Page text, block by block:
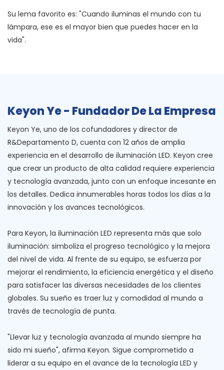
Su lema favorito es: "Cuando iluminas el mundo con tu
lámpara, ese es el mayor bien que puedes hacer en la
vida".
Keyon Ye - Fundador De La Empresa
Keyon Ye, uno de los cofundadores y director de
R&Departamento D, cuenta con 12 años de amplia
experiencia en el desarrollo de iluminación LED. Keyon cree
que crear un producto de alta calidad requiere experiencia
y tecnología avanzada, junto con un enfoque incesante en
los detalles. Dedica innumerables horas todos los días a la
innovación y los avances tecnológicos.
Para Keyon, la iluminación LED representa más que solo
iluminación: simboliza el progreso tecnológico y la mejora
del nivel de vida. Al frente de su equipo, se esfuerza por
mejorar el rendimiento, la eficiencia energética y el diseño
para satisfacer las diversas necesidades de los clientes
globales. Su sueño es traer luz y comodidad al mundo a
través de tecnología de punta.
"Llevar luz y tecnología avanzada al mundo siempre ha
sido mi sueño", afirma Keyon. Sigue comprometido a
liderar a su equipo en el avance de la tecnología LED y